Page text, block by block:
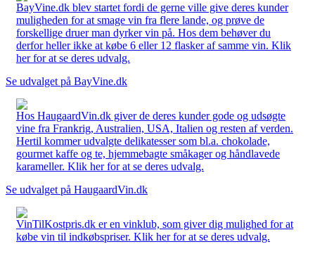
BayVine.dk blev startet fordi de gerne ville give deres kunder
muligheden for at smage vin fra flere lande, og prøve de
forskellige druer man dyrker vin på. Hos dem behøver du
derfor heller ikke at købe 6 eller 12 flasker af samme vin. Klik
her for at se deres udvalg.
Se udvalget på BayVine.dk
Hos HaugaardVin.dk giver de deres kunder gode og udsøgte
vine fra Frankrig, Australien, USA, Italien og resten af verden.
Hertil kommer udvalgte delikatesser som bl.a. chokolade,
gourmet kaffe og te, hjemmebagte småkager og håndlavede
karameller. Klik her for at se deres udvalg.
Se udvalget på HaugaardVin.dk
VinTilKostpris.dk er en vinklub, som giver dig mulighed for at
købe vin til indkøbspriser. Klik her for at se deres udvalg.